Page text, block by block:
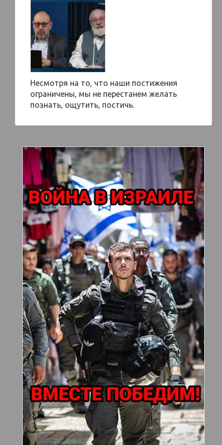
Несмотря на то, что наши постижения
ограничены, мы не перестанем желать
познать, ощутить, постичь.